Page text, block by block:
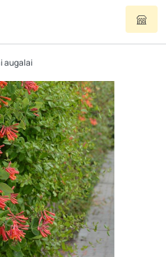
augalai